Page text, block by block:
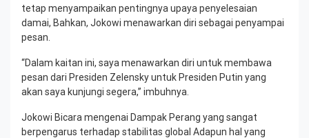
tetap menyampaikan pentingnya upaya penyelesaian
damai, Bahkan, Jokowi menawarkan diri sebagai penyampai
pesan.
“Dalam kaitan ini, saya menawarkan diri untuk membawa
pesan dari Presiden Zelensky untuk Presiden Putin yang
akan saya kunjungi segera,” imbuhnya.
Jokowi Bicara mengenai Dampak Perang yang sangat
berpengarus terhadap stabilitas global Adapun hal yang